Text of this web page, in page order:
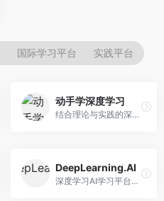
国际学习平台 实践平台
动手学深度学习
结合理论与实践的深度学习教材，专注于代码驱动学习。面向学生和开发者，提供深度学习理论、代码实现、练习题等资源，学习体验好。
DeepLearning.AI
深度学习AI学习平台，由吴恩达创立。面向AI学习者，提供深度学习专项课程、AI新闻、技术社区等资源，课程质量权威。